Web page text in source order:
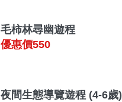
毛柿林尋幽遊程
優惠價550
夜間生態導覽遊程 (4-6歲)